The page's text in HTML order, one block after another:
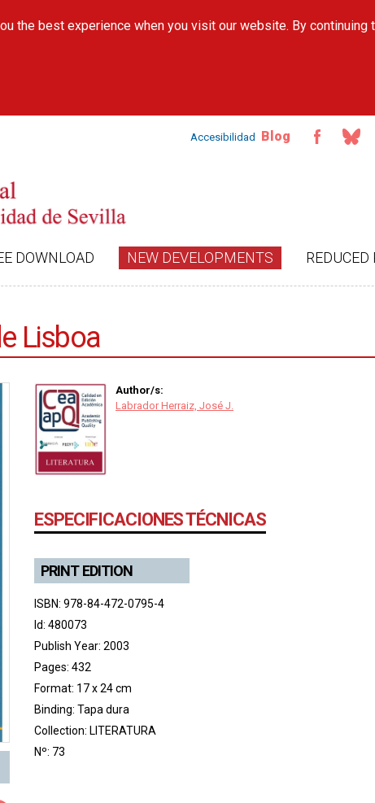
main
the best experience when you visit our website. By
Accesibilidad Blog
DOWNLOAD NEW DEVELOPMENTS REDUCED
Lisboa
Author/s:
Labrador Herraiz, José J.
ESPECIFICACIONES TÉCNICAS
PRINT EDITION
ISBN: 978-84-472-0795-4
Id: 480073
Publish Year: 2003
Pages: 432
Format: 17 x 24 cm
Binding: Tapa dura
Collection: LITERATURA
Nº: 73